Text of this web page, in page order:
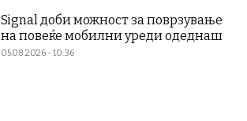
Signal доби можност за поврзување
на повеќе мобилни уреди одеднаш
05.08.2026 - 10:36